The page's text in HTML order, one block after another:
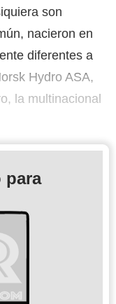
son
nacieron en
diferentes a
Hydro ASA,
la multinacional
para